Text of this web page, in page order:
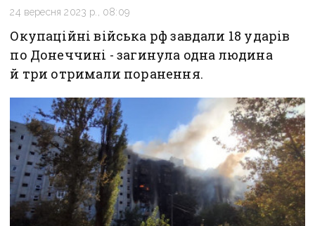
24 вересня 2023 р., 08:09
Окупаційні війська рф завдали 18 ударів
по Донеччині - загинула одна людина
й три отримали поранення.